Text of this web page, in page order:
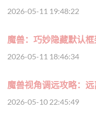
2026-05-11 19:48:22
魔兽：巧妙隐藏默认
2026-05-11 18:46:34
魔兽视角调远攻略：
2026-05-10 22:45:49